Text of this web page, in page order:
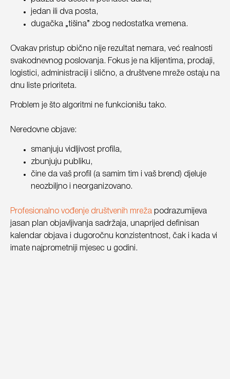
jedan ili dva posta,
dugačka „tišina” zbog nedostatka vremena.
Ovakav pristup obično nije rezultat nemara, već realnosti
svakodnevnog poslovanja. Fokus je na klijentima, prodaji,
logistici, administraciji i slično, a društvene mreže ostaju na
dnu liste prioriteta.
Problem je što algoritmi ne funkcionišu tako.
Neredovne objave:
smanjuju vidljivost profila,
zbunjuju publiku,
čine da vaš profil (a samim tim i vaš brend) djeluje
neozbiljno i neorganizovano.
Profesionalno vođenje društvenih mreža podrazumijeva
jasan plan objavljivanja sadržaja, unaprijed definisan
kalendar objava i dugoročnu konzistentnost, čak i kada vi
imate najprometniji mjesec u godini.